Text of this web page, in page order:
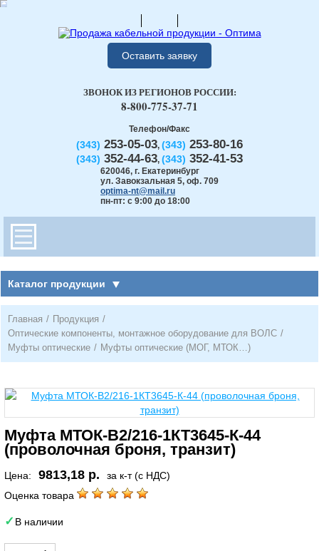
Оставить заявку
Телефон/Факс
(343) 253-05-03, (343) 253-80-16
(343) 352-44-63, (343) 352-41-53
620046, г. Екатеринбург
ул. Завокзальная 5, оф. 709
optima-nt@mail.ru
пн-пт: с 9:00 до 18:00
ЗВОНОК ИЗ РЕГИОНОВ РОССИИ:
8-800-775-37-71
Каталог продукции
Главная / Продукция /
Оптические компоненты, монтажное оборудование для ВОЛС /
Муфты оптические / Муфты оптические (МОГ, МТОК…)
Муфта МТОК-В2/216-1КТ3645-К-44
(проволочная броня, транзит)
Цена: 9813,18 р.
за к-т (с НДС)
Оценка товара
В наличии